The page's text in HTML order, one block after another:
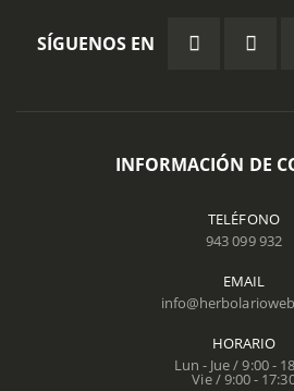
SÍGUENOS EN
INFORMACIÓN DE
TELÉFONO
943 099 932
EMAIL
HORARIO
Lun - Jue / 9:00 -
Vie / 9:00 -